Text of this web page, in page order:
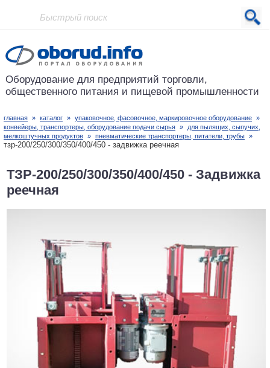
Проект основан в 2001 году
Оборудование для предприятий торговли,
общественного питания и пищевой промышленности
главная » каталог » упаковочное, фасовочное, маркировочное оборудование »
конвейеры, транспортеры, оборудование подачи сырья »
для пылящих, сыпучих,
мелкоштучных продуктов » пневматические транспортеры, питатели, трубы »
тзр-200/250/300/350/400/450 - задвижка реечная
ТЗР-200/250/300/350/400/450 - Задвижка
реечная